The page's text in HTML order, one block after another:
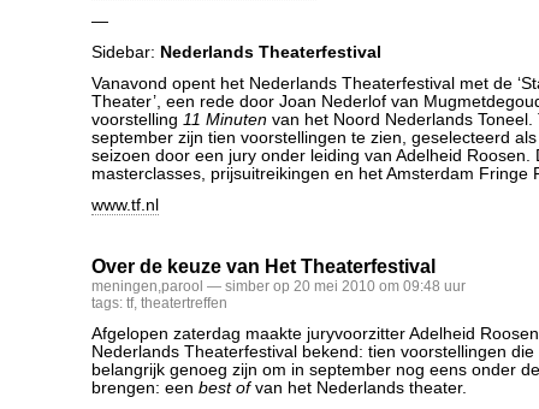
—
Sidebar: Nederlands Theaterfestival
Vanavond opent het Nederlands Theaterfestival met de
Theater’, een rede door Joan Nederlof van
voorstelling 11 Minuten van het Noord Nederlands Toneel.
september zijn tien voorstellingen te zien, geselecteerd
seizoen door een jury onder leiding van Adelheid Roosen.
masterclasses, prijsuitreikingen en het Amsterdam Fringe
www.tf.nl
Over de keuze van Het Theaterfestival
meningen,parool — simber op 20 mei 2010 om 09:48 uur
tags: tf, theatertreffen
Afgelopen zaterdag maakte juryvoorzitter Adelheid
Nederlands Theaterfestival bekend: tien voorstellingen
belangrijk genoeg zijn om in september nog eens onder
brengen: een best ofvan het Nederlands theater.